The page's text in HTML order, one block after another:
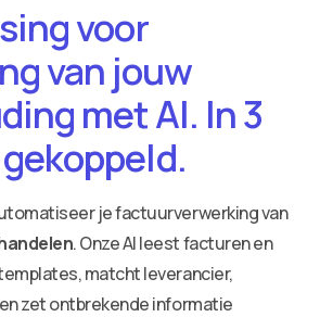
voor
van jouw
met AI. In 3
je factuurverwerking van
. Onze AI leest facturen en
matcht leverancier,
zet ontbrekende informatie